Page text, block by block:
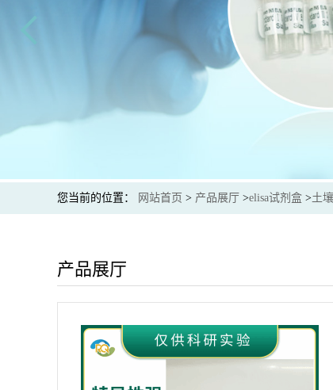
您当前的位置： 网站首页 > 产品展厅 >elisa试剂盒 >土
产品展厅